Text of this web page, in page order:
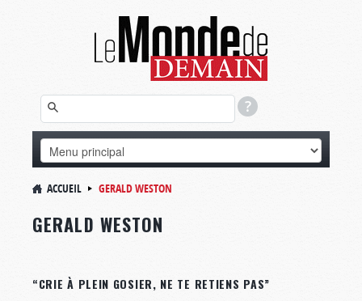
ACCUEIL GERALD WESTON
GERALD WESTON
“CRIE À PLEIN GOSIER, NE TE RETIENS PAS”